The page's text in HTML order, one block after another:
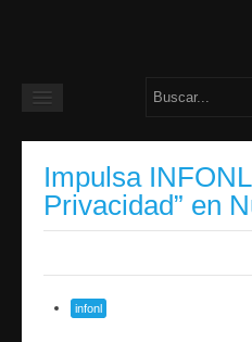
Home
Noticias del día
Impulsa
Privacidad” en
infonl